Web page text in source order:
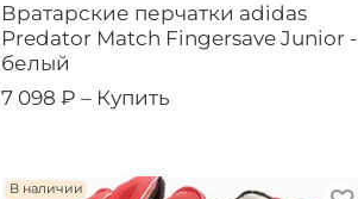
Вратарские перчатки adidas
Predator Match Fingersave Junior -
белый
7 098 ₽ – Купить
В наличии